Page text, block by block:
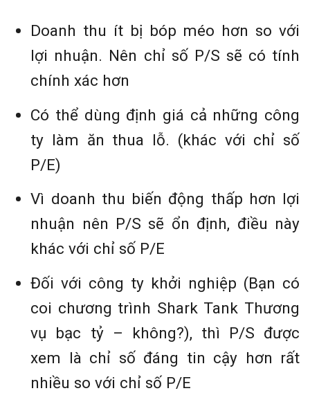
Doanh thu ít bị bóp méo hơn so với
lợi nhuận. Nên chỉ số P/S sẽ có tính
chính xác hơn
Có thể dùng định giá cả những công
ty làm ăn thua lỗ. (khác với chỉ số
P/E)
Vì doanh thu biến động thấp hơn lợi
nhuận nên P/S sẽ ổn định, điều này
khác với chỉ số P/E
Đối với công ty khởi nghiệp (Bạn có
coi chương trình Shark Tank Thương
vụ bạc tỷ – không?), thì P/S được
xem là chỉ số đáng tin cậy hơn rất
nhiều so với chỉ số P/E